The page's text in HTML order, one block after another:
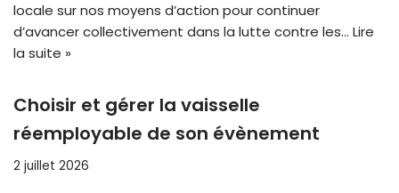
locale sur nos moyens d’action pour continuer
d’avancer collectivement dans la lutte contre les… Lire
la suite »
Choisir et gérer la vaisselle
réemployable de son évènement
2 juillet 2026